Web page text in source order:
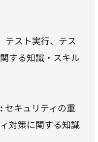
テスト実行、テス
する知識・スキル
セキュリティの重
対策に関する知識